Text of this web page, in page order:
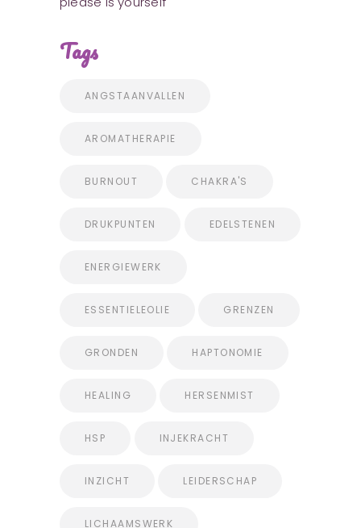
Tags
ANGSTAANVALLEN
AROMATHERAPIE
BURNOUT CHAKRA'S
DRUKPUNTEN EDELSTENEN
ENERGIEWERK
ESSENTIELEOLIE GRENZEN
GRONDEN HAPTONOMIE
HEALING HERSENMIST
HSP INJEKRACHT
INZICHT LEIDERSCHAP
LICHAAMSWERK